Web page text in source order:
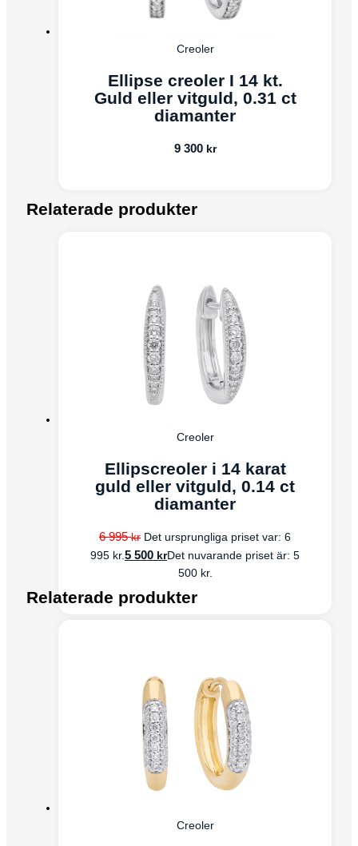
Creoler
Ellipse creoler I 14 kt.
Guld eller vitguld, 0.31 ct
diamanter
9 300 kr
Relaterade produkter
Creoler
Ellipscreoler i 14 karat
guld eller vitguld, 0.14 ct
diamanter
6 995kr Det ursprungliga priset var: 6
995 kr. 5 500 krDet nuvarande priset är: 5
500 kr.
Relaterade produkter
Creoler